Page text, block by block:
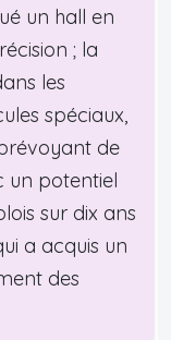
un hall en
; la
les
spéciaux,
de
un potentiel
sur dix ans
a acquis un
des